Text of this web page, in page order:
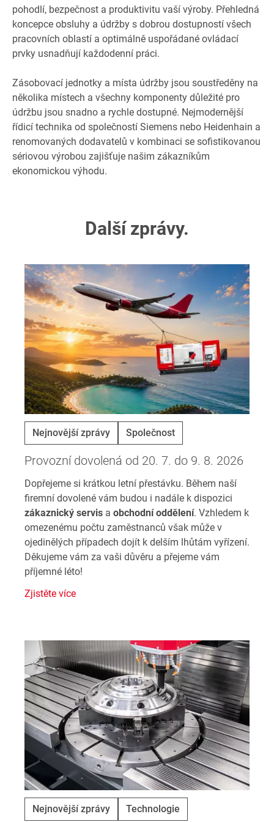
pohodlí, bezpečnost a produktivitu vaší výroby. Přehledná
koncepce obsluhy a údržby s dobrou dostupností všech
pracovních oblastí a optimálně uspořádané ovládací
prvky usnadňují každodenní práci.
Zásobovací jednotky a místa údržby jsou soustředěny na
několika místech a všechny komponenty důležité pro
údržbu jsou snadno a rychle dostupné. Nejmodernější
řídicí technika od společností Siemens nebo Heidenhain a
renomovaných dodavatelů v kombinaci se sofistikovanou
sériovou výrobou zajišťuje našim zákazníkům
ekonomickou výhodu.
Další zprávy.
Nejnovější zprávy Společnost
Provozní dovolená od 20. 7. do 9. 8. 2026
Dopřejeme si krátkou letní přestávku. Během naší
firemní dovolené vám budou i nadále k dispozici
zákaznický servis a obchodní oddělení. Vzhledem k
omezenému počtu zaměstnanců však může v
ojedinělých případech dojít k delším lhůtám vyřízení.
Děkujeme vám za vaši důvěru a přejeme vám
příjemné léto!
Zjistěte více
Nejnovější zprávy Technologie